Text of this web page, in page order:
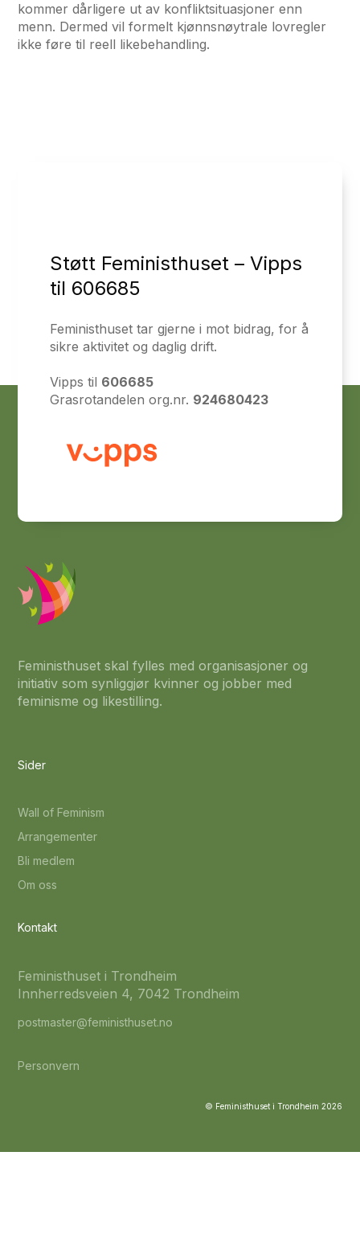
kommer dårligere ut av konfliktsituasjoner enn
menn. Dermed vil formelt kjønnsnøytrale lovregler
ikke føre til reell likebehandling.
Støtt Feministhuset – Vipps
til 606685
Feministhuset tar gjerne i mot bidrag, for å
sikre aktivitet og daglig drift.
Vipps til 606685
Grasrotandelen org.nr. 924680423
Feministhuset skal fylles med organisasjoner og
initiativ som synliggjør kvinner og jobber med
feminisme og likestilling.
Sider
Wall of Feminism
Arrangementer
Bli medlem
Om oss
Kontakt
Feministhuset i Trondheim
Innherredsveien 4, 7042 Trondheim
postmaster@feministhuset.no
Personvern
© Feministhuset i Trondheim 2026